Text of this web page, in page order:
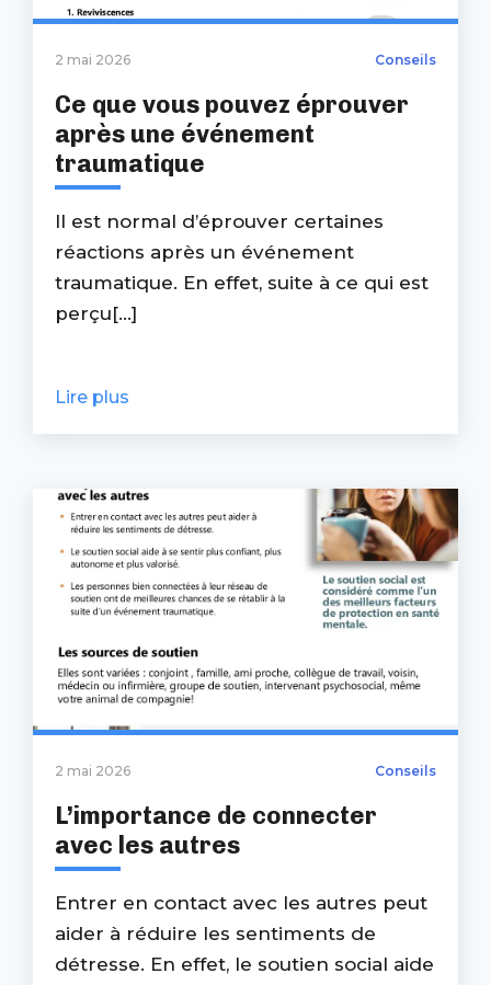
2 mai 2026 Conseils
Ce que vous pouvez éprouver
après une événement
traumatique
Il est normal d’éprouver certaines
réactions après un événement
traumatique. En effet, suite à ce qui est
perçu[...]
Lire plus
2 mai 2026 Conseils
L’importance de connecter
avec les autres
Entrer en contact avec les autres peut
aider à réduire les sentiments de
détresse. En effet, le soutien social aide